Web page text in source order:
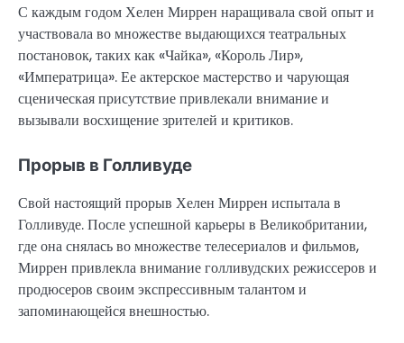
С каждым годом Хелен Миррен наращивала свой опыт и
участвовала во множестве выдающихся театральных
постановок, таких как «Чайка», «Король Лир»,
«Императрица». Ее актерское мастерство и чарующая
сценическая присутствие привлекали внимание и
вызывали восхищение зрителей и критиков.
Прорыв в Голливуде
Свой настоящий прорыв Хелен Миррен испытала в
Голливуде. После успешной карьеры в Великобритании,
где она снялась во множестве телесериалов и фильмов,
Миррен привлекла внимание голливудских режиссеров и
продюсеров своим экспрессивным талантом и
запоминающейся внешностью.